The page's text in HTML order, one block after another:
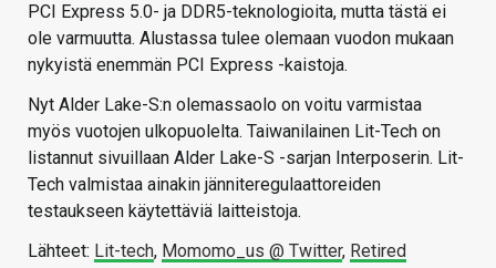
PCI Express 5.0- ja DDR5-teknologioita, mutta tästä ei
ole varmuutta. Alustassa tulee olemaan vuodon mukaan
nykyistä enemmän PCI Express -kaistoja.
Nyt Alder Lake-S:n olemassaolo on voitu varmistaa
myös vuotojen ulkopuolelta. Taiwanilainen Lit-Tech on
listannut sivuillaan Alder Lake-S -sarjan Interposerin. Lit-
Tech valmistaa ainakin jänniteregulaattoreiden
testaukseen käytettäviä laitteistoja.
Lähteet: Lit-tech, Momomo_us @ Twitter, Retired